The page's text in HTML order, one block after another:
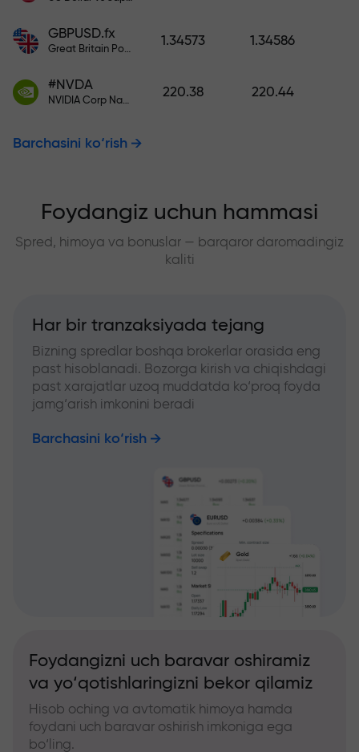
GBPUSD.fx
Great Britain Pound vs US Dollar
1.34573 1.34586
#NVDA
NVIDIA Corp Nasdaq Stock Exchange (Nasdaq) USD
220.38 220.44
Barchasini ko‘rish
Foydangiz uchun hammasi
Spred, himoya va bonuslar — barqaror daromadingiz
kaliti
Har bir tranzaksiyada tejang
Bizning spredlar boshqa brokerlar orasida eng
past hisoblanadi. Bozorga kirish va chiqishdagi
past xarajatlar uzoq muddatda ko‘proq foyda
jamg‘arish imkonini beradi
Barchasini ko‘rish
Foydangizni uch baravar oshiramiz
va yo‘qotishlaringizni bekor qilamiz
Hisob oching va avtomatik himoya hamda
foydani uch baravar oshirish imkoniga ega
bo‘ling.